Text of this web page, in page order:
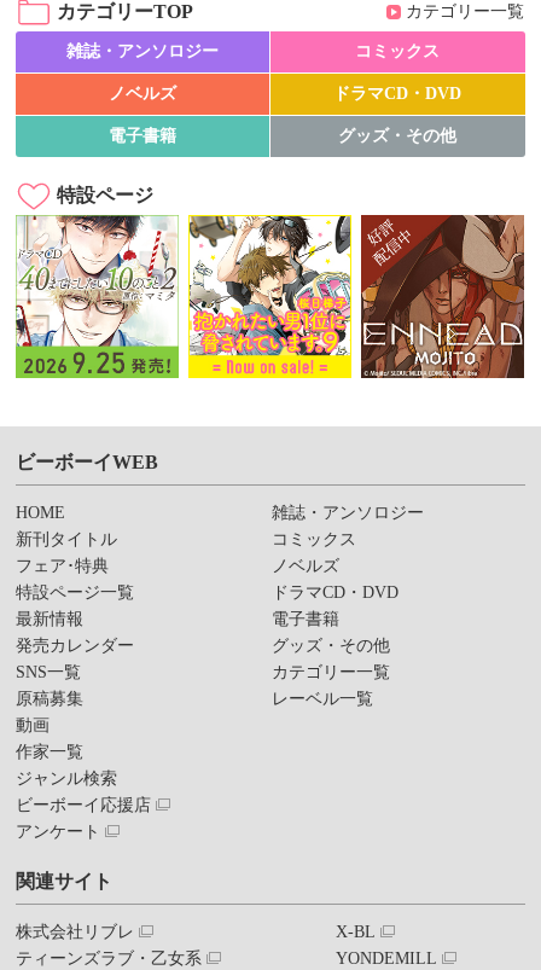
カテゴリーTOP カテゴリー一覧
雑誌・アンソロジー コミックス
ノベルズ ドラマCD・DVD
電子書籍 グッズ・その他
特設ページ
ビーボーイWEB
HOME
新刊タイトル
フェア･特典
特設ページ一覧
最新情報
発売カレンダー
SNS一覧
原稿募集
動画
作家一覧
ジャンル検索
ビーボーイ応援店
アンケート
雑誌・アンソロジー
コミックス
ノベルズ
ドラマCD・DVD
電子書籍
グッズ・その他
カテゴリー一覧
レーベル一覧
関連サイト
株式会社リブレ
ティーンズラブ・乙女系
X-BL
YONDEMILL